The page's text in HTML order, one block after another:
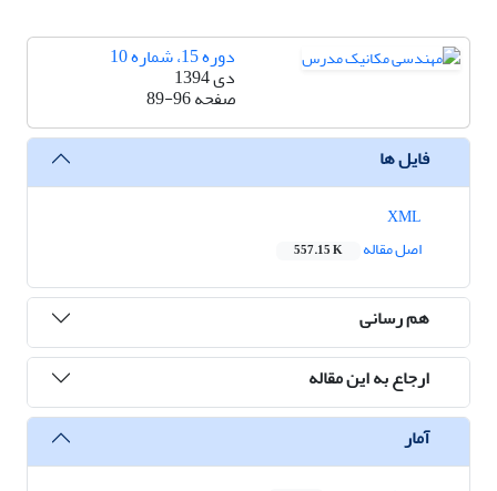
دوره 15، شماره 10
دی 1394
صفحه89-96
فایل ها
اصل مقاله
557.15 K
هم رسانی
ارجاع به این مقاله
آمار